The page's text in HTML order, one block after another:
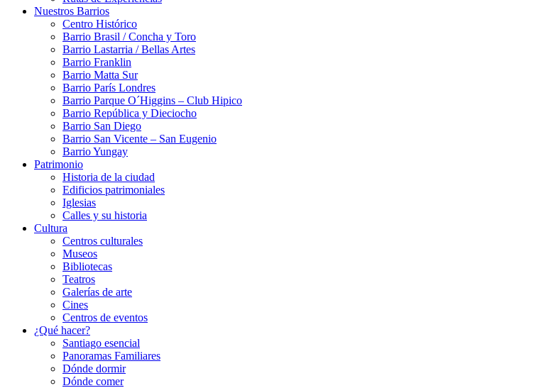
Nuestros Barrios
Centro Histórico
Barrio Brasil / Concha y Toro
Barrio Lastarria / Bellas Artes
Barrio Franklin
Barrio Matta Sur
Barrio Parí­s Londres
Barrio Parque O´Higgins – Club Hipico
Barrio República y Dieciocho
Barrio San Diego
Barrio San Vicente – San Eugenio
Barrio Yungay
Patrimonio
Historia de la ciudad
Edificios patrimoniales
Iglesias
Calles y su historia
Cultura
Centros culturales
Museos
Bibliotecas
Teatros
Galerí­as de arte
Cines
Centros de eventos
¿Qué hacer?
Santiago esencial
Panoramas Familiares
Dónde dormir
Dónde comer